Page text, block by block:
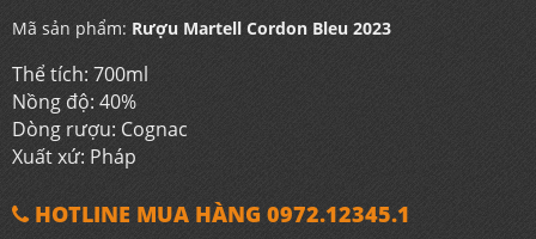
Mã sản phẩm: Rượu Martell Cordon Bleu 2023
Thể tích: 700ml
Nồng độ: 40%
Dòng rượu: Cognac
Xuất xứ: Pháp
HOTLINE MUA HÀNG 0972.12345.1